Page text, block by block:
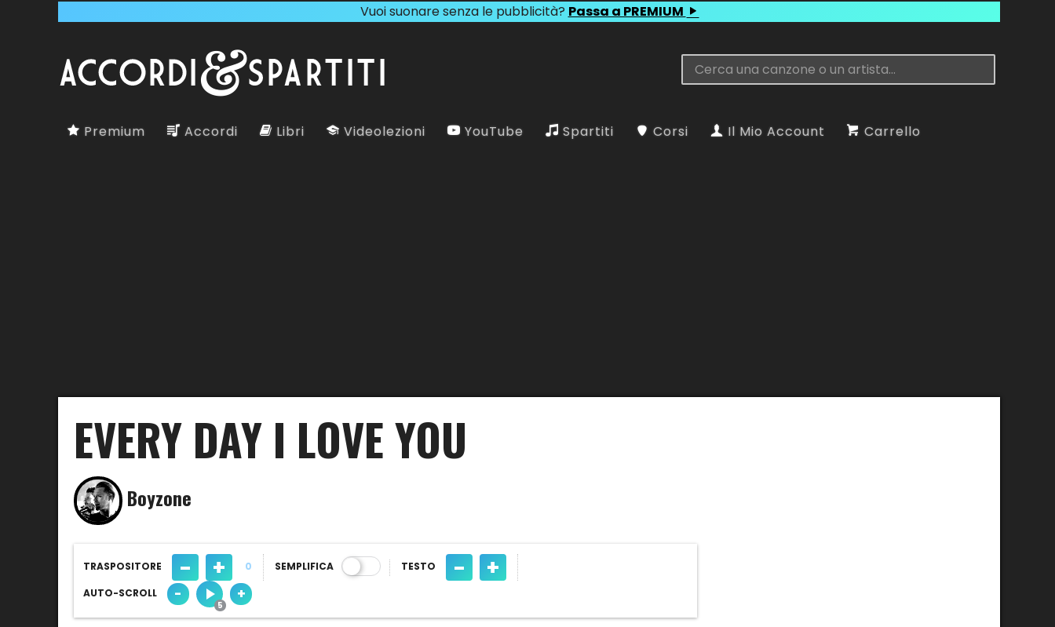
Vuoi suonare senza le pubblicità? Passa a PREMIUM
Premium Accordi Libri Videolezioni YouTube Spartiti Corsi Il Mio Account Carrello
EVERY DAY I LOVE YOU
Boyzone
TRASPOSITORE - + 0 SEMPLIFICA TESTO - +
AUTO-SCROLL - +